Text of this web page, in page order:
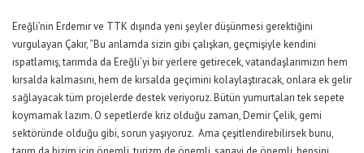
Ereğli’nin Erdemir ve TTK dışında yeni şeyler düşünmesi gerektiğini
vurgulayan Çakır, “Bu anlamda sizin gibi çalışkan, geçmişiyle kendini
ispatlamış, tarımda da Ereğli’yi bir yerlere getirecek, vatandaşlarımızın hem
kırsalda kalmasını, hem de kırsalda geçimini kolaylaştıracak, onlara ek gelir
sağlayacak tüm projelerde destek veriyoruz. Bütün yumurtaları tek sepete
koymamak lazım. O sepetlerde kriz olduğu zaman, Demir Çelik, gemi
sektöründe olduğu gibi, sorun yaşıyoruz. Ama çeşitlendirebilirsek bunu,